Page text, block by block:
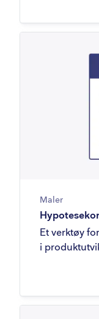
Maler
Et verktøy
i